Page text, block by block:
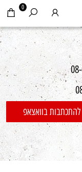
להתכתבות בוואצאפ
0